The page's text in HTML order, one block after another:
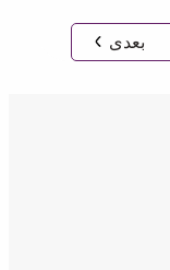
بعدی